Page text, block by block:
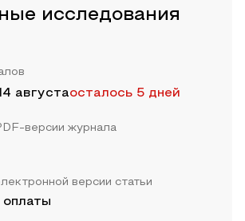
исследования
августаосталось 5 дней
версии журнала
версии статьи
оплаты